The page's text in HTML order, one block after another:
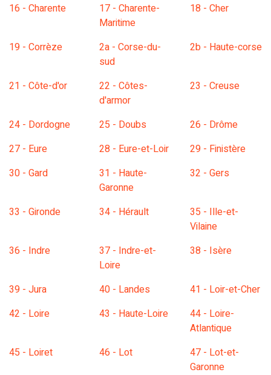
16 - Charente
17 - Charente-
Maritime
18 - Cher
19 - Corrèze
2a - Corse-du-
sud
2b - Haute-corse
21 - Côte-d'or
22 - Côtes-
d'armor
23 - Creuse
24 - Dordogne 25 - Doubs
26 - Drôme
27 - Eure
28 - Eure-et-Loir
29 - Finistère
30 - Gard
31 - Haute-
Garonne
32 - Gers
33 - Gironde 34 - Hérault
35 - Ille-et-
Vilaine
36 - Indre
37 - Indre-et-
Loire
38 - Isère
39 - Jura 40 - Landes
41 - Loir-et-Cher
42 - Loire
43 - Haute-Loire
44 - Loire-
Atlantique
45 - Loiret
46 - Lot
47 - Lot-et-
Garonne